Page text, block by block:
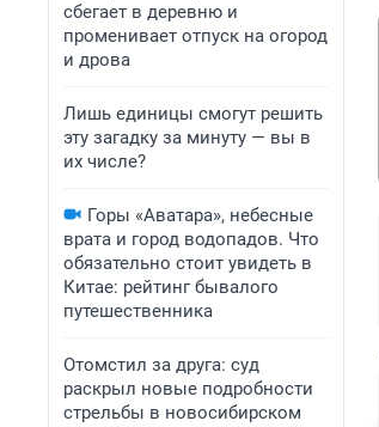
сбегает в деревню и
променивает отпуск на огород
и дрова
Лишь единицы смогут решить
эту загадку за минуту — вы в
их числе?
Горы «Аватара», небесные
врата и город водопадов. Что
обязательно стоит увидеть в
Китае: рейтинг бывалого
путешественника
Отомстил за друга: суд
раскрыл новые подробности
стрельбы в новосибирском